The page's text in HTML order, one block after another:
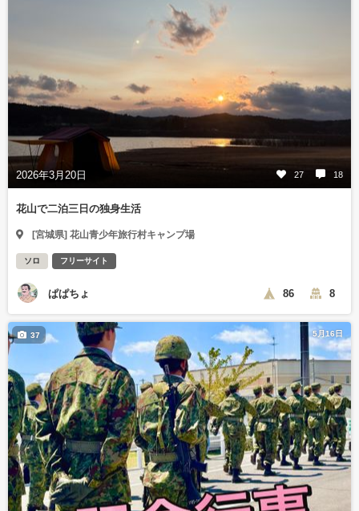
2026年3月20日 27 18
花山で二泊三日の独身生活
[宮城県] 花山青少年旅行村キャンプ場
ソロ フリーサイト
ぱぱちょ 86 8
5月16日
37